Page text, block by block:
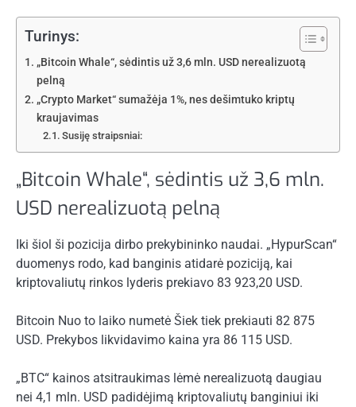
Turinys:
„Bitcoin Whale“, sėdintis už 3,6 mln. USD nerealizuotą
pelną
„Crypto Market“ sumažėja 1%, nes dešimtuko kriptų
kraujavimas
Susiję straipsniai:
„Bitcoin Whale“, sėdintis už 3,6 mln.
USD nerealizuotą pelną
Iki šiol ši pozicija dirbo prekybininko naudai. „HypurScan“
duomenys rodo, kad banginis atidarė poziciją, kai
kriptovaliutų rinkos lyderis prekiavo 83 923,20 USD.
Bitcoin Nuo to laiko numetė Šiek tiek prekiauti 82 875
USD. Prekybos likvidavimo kaina yra 86 115 USD.
„BTC“ kainos atsitraukimas lėmė nerealizuotą daugiau
nei 4,1 mln. USD padidėjimą kriptovaliutų banginiui iki